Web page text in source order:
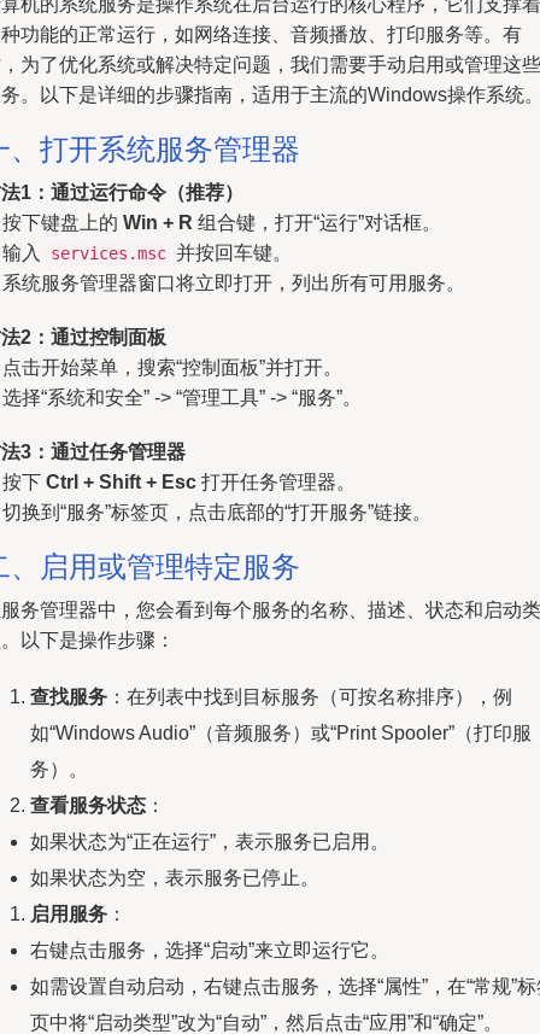
机的系统服务是操作系统在后台运行的核心程序，它们支撑着
功能的正常运行，如网络连接、音频播放、打印服务等。有
为了优化系统或解决特定问题，我们需要手动启用或管理这些
。以下是详细的步骤指南，适用于主流的Windows操作系统
、打开系统服务管理器
1：通过运行命令（推荐）
下键盘上的 Win + R 组合键，打开“运行”对话框。
入
services.msc 并按回车键。
统服务管理器窗口将立即打开，列出所有可用服务。
2：通过控制面板
击开始菜单，搜索“控制面板”并打开。
择“系统和安全” -> “管理工具” -> “服务”。
3：通过任务管理器
下 Ctrl + Shift + Esc 打开任务管理器。
换到“服务”标签页，点击底部的“打开服务”链接。
、启用或管理特定服务
务管理器中，您会看到每个服务的名称、描述、状态和启动类
以下是操作步骤：
查找服务 ：在列表中找到目标服务（可按名称排序），例
如“Windows Audio”（音频服务）或“Print Spooler”（打印服
务）。
查看服务状态 ：
如果状态为“正在运行”，表示服务已启用。
如果状态为空，表示服务已停止。
启用服务 ：
右键点击服务，选择“启动”来立即运行它。
如需设置自动启动，右键点击服务，选择“属性”，在“常规”
页中将“启动类型”改为“自动”，然后点击“应用”和“确定”。